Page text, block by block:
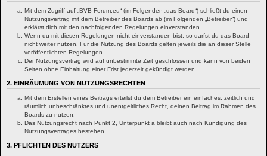
Mit dem Zugriff auf „BVB-Forum.eu“ (im Folgenden „das Board“) schließt du einen
Nutzungsvertrag mit dem Betreiber des Boards ab (im Folgenden „Betreiber“) und
erklärst dich mit den nachfolgenden Regelungen einverstanden.
Wenn du mit diesen Regelungen nicht einverstanden bist, so darfst du das Board
nicht weiter nutzen. Für die Nutzung des Boards gelten jeweils die an dieser Stelle
veröffentlichten Regelungen.
Der Nutzungsvertrag wird auf unbestimmte Zeit geschlossen und kann von beiden
Seiten ohne Einhaltung einer Frist jederzeit gekündigt werden.
2. EINRÄUMUNG VON NUTZUNGSRECHTEN
Mit dem Erstellen eines Beitrags erteilst du dem Betreiber ein einfaches, zeitlich und
räumlich unbeschränktes und unentgeltliches Recht, deinen Beitrag im Rahmen des
Boards zu nutzen.
Das Nutzungsrecht nach Punkt 2, Unterpunkt a bleibt auch nach Kündigung des
Nutzungsvertrages bestehen.
3. PFLICHTEN DES NUTZERS